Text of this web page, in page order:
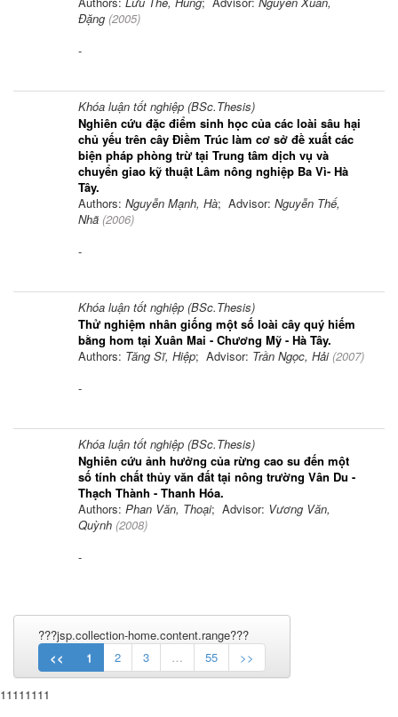
Đặng (2005)
-
Khóa luận tốt nghiệp (BSc.Thesis)
Nghiên cứu đặc điểm sinh học của các loài sâu hại
chủ yếu trên cây Điềm Trúc làm cơ sở đề xuất các
biện pháp phòng trừ tại Trung tâm dịch vụ và
chuyển giao kỹ thuật Lâm nông nghiệp Ba Vì- Hà
Tây.
Authors: Nguyễn Mạnh, Hà; Advisor: Nguyễn Thế,
Nhã (2006)
-
Khóa luận tốt nghiệp (BSc.Thesis)
Thử nghiệm nhân giống một số loài cây quý hiếm
bằng hom tại Xuân Mai - Chương Mỹ - Hà Tây.
Authors: Tăng Sĩ, Hiệp; Advisor: Trần Ngọc, Hải(2007)
-
Khóa luận tốt nghiệp (BSc.Thesis)
Nghiên cứu ảnh hưởng của rừng cao su đến một
số tính chất thủy văn đất tại nông trường Vân Du -
Thạch Thành - Thanh Hóa.
Authors: Phan Văn, Thoại; Advisor: Vương Văn,
Quỳnh (2008)
-
???jsp.collection-home.content.range???
<<
1 2 3 … 55 >>
11111111